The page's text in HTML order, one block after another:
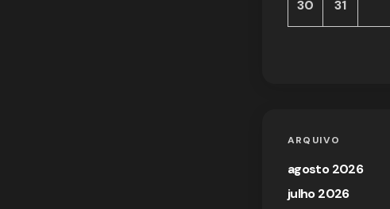
30 31
ARQUIVO
agosto 2026
julho 2026